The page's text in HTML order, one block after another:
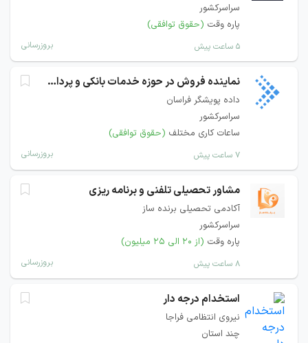
سراسرکشور
پاره وقت (حقوق توافقی)
۵ ساعت پیش بروزرسانی
نماینده فروش در حوزه خدمات بانکی و پرداخت
داده پویشگر فراسان
سراسرکشور
ساعات کاری مختلف (حقوق توافقی)
۷ ساعت پیش بروزرسانی
مشاور تحصیلی تلفنی و برنامه ریزی
آکادمی تحصیلی برنده ساز
سراسرکشور
پاره وقت (از ۲۰ الی ۲۵ میلیون)
۸ ساعت پیش بروزرسانی
استخدام درجه دار
نیروی انتظامی فراجا
چند استان